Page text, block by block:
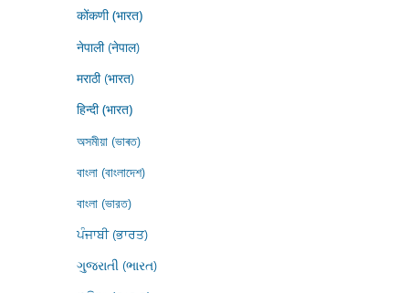
कोंकणी (भारत)
नेपाली (नेपाल)
मराठी (भारत)
हिन्दी (भारत)
অসমীয়া (ভাৰত)
বাংলা (বাংলাদেশ)
বাংলা (ভারত)
ਪੰਜਾਬੀ (ਭਾਰਤ)
ગુજરાતી (ભારત)